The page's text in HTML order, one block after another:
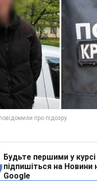
Будьте першими у
підпишіться на Новини
Google